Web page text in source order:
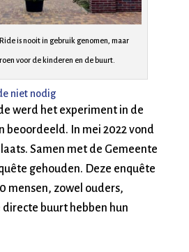
is nooit in gebruik genomen, maar
voor de kinderen en de buurt.
niet nodig
werd het experiment in de
beoordeeld. In mei 2022 vond
Samen met de Gemeente
gehouden. Deze enquête
mensen, zowel ouders,
buurt hebben hun